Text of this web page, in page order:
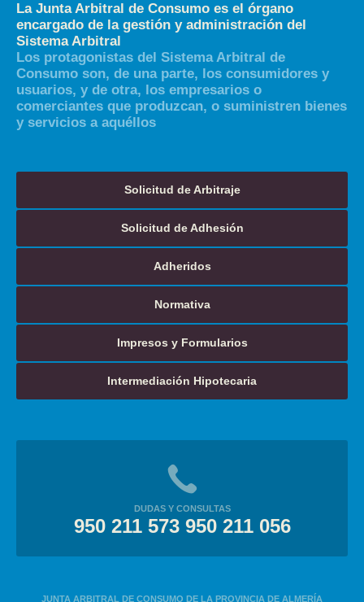
La Junta Arbitral de Consumo es el órgano
encargado de la gestión y administración del
Sistema Arbitral
Los protagonistas del Sistema Arbitral de
Consumo son, de una parte, los consumidores y
usuarios, y de otra, los empresarios o
comerciantes que produzcan, o suministren bienes
y servicios a aquéllos
Solicitud de Arbitraje
Solicitud de Adhesión
Adheridos
Normativa
Impresos y Formularios
Intermediación Hipotecaria
DUDAS Y CONSULTAS
950 211 573 950 211 056
JUNTA ARBITRAL DE CONSUMO DE LA PROVINCIA DE ALMERÍA